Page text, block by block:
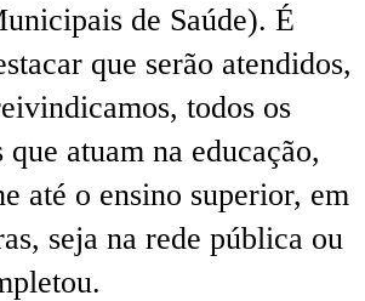
de Saúde). É
que serão atendidos,
todos os
atuam na educação,
até o ensino superior, em
seja na rede pública ou